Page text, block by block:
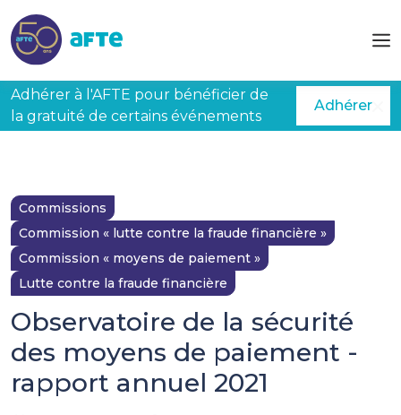
Adhérer à l'AFTE pour bénéficier de
la gratuité de certains événements
Adhérer
Commissions
Commission « lutte contre la fraude financière »
Commission « moyens de paiement »
Lutte contre la fraude financière
Observatoire de la sécurité
des moyens de paiement -
rapport annuel 2021